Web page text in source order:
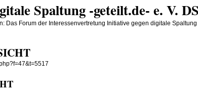
Spaltung -geteilt.de- e. V.
Das Forum der Interessenvertretung Initiative gegen digitale